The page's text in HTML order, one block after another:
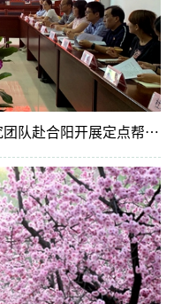
【马克思主义学院】基层党建研究团队赴合阳开展定点帮扶调研